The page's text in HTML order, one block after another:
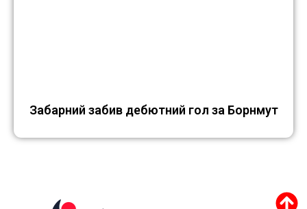
Забарний забив дебютний гол за Борнмут